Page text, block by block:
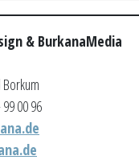
& BurkanaMedia
00 96